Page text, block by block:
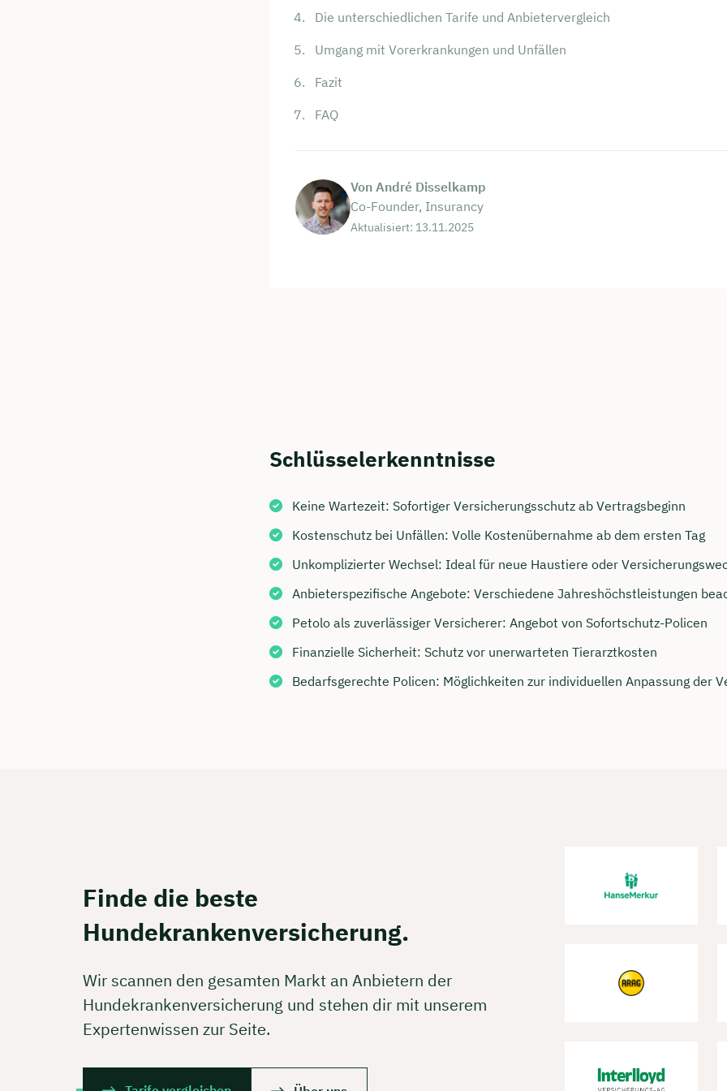
Die unterschiedlichen Tarife und Anbietervergleich
Umgang mit Vorerkrankungen und Unfällen
Fazit
FAQ
Von André Disselkamp
Co-Founder, Insurancy
Aktualisiert: 13.11.2025
Schlüsselerkenntnisse
Keine Wartezeit: Sofortiger Versicherungsschutz ab Vertragsbeginn
Kostenschutz bei Unfällen: Volle Kostenübernahme ab dem ersten Tag
Unkomplizierter Wechsel: Ideal für neue Haustiere oder
Anbieterspezifische Angebote: Verschiedene Jahreshöchstleistungen
Petolo als zuverlässiger Versicherer: Angebot von Sofortschutz-Policen
Finanzielle Sicherheit: Schutz vor unerwarteten Tierarztkosten
Bedarfsgerechte Policen: Möglichkeiten zur individuellen Anpassung der
Finde die beste
Hundekrankenversicherung.
Wir scannen den gesamten Markt an Anbietern der
Hundekrankenversicherung und stehen dir mit unserem
Expertenwissen zur Seite.
🗓️ Wählen Sie jetzt Ihren Wunschtermin: